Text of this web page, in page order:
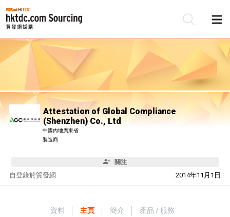
Attestation of Global Compliance
(Shenzhen) Co., Ltd
中國內地廣東省
製造商
關注
自 2014年11月1日
登錄於貿發網
資料 主頁 簡介 產品 / 服務